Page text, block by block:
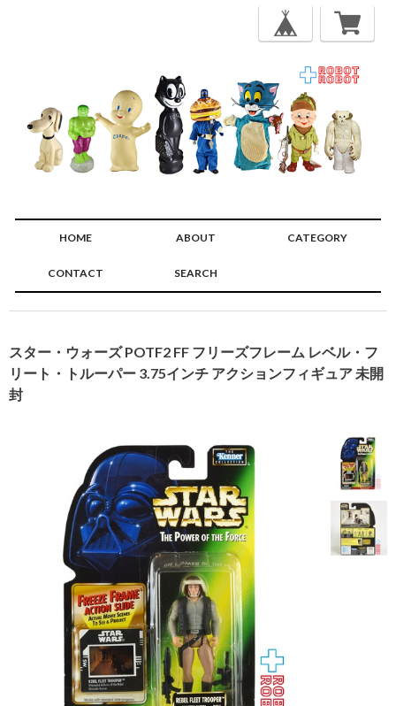
HOME ABOUT CATEGORY
CONTACT SEARCH
スター・ウォーズ POTF2 FF フリーズフレーム レベル・フ
リート・トルーパー 3.75インチ アクションフィギュア 未開
封